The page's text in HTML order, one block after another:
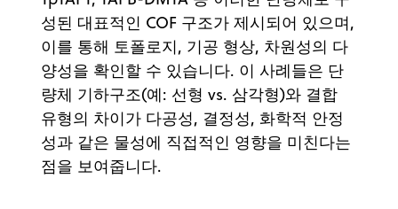
성된 대표적인 COF 구조가 제시되어 있으며,
이를 통해 토폴로지, 기공 형상, 차원성의 다
양성을 확인할 수 있습니다. 이 사례들은 단
량체 기하구조(예: 선형 vs. 삼각형)와 결합
유형의 차이가 다공성, 결정성, 화학적 안정
성과 같은 물성에 직접적인 영향을 미친다는
점을 보여줍니다.